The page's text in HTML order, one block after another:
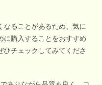
なることがあるため、気に
に購入することをおすすめ
ひチェックしてみてくださ